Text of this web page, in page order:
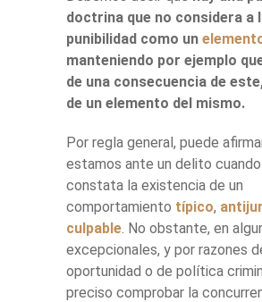
doctrina que no considera a
punibilidad como un
manteniendo por ejemplo
de una consecuencia de
de un elemento del mismo.
Por regla general, puede
estamos ante un delito
constata la existencia de un
comportamiento típico,
culpable. No obstante, en
excepcionales, y por razones
oportunidad o de política
preciso comprobar la